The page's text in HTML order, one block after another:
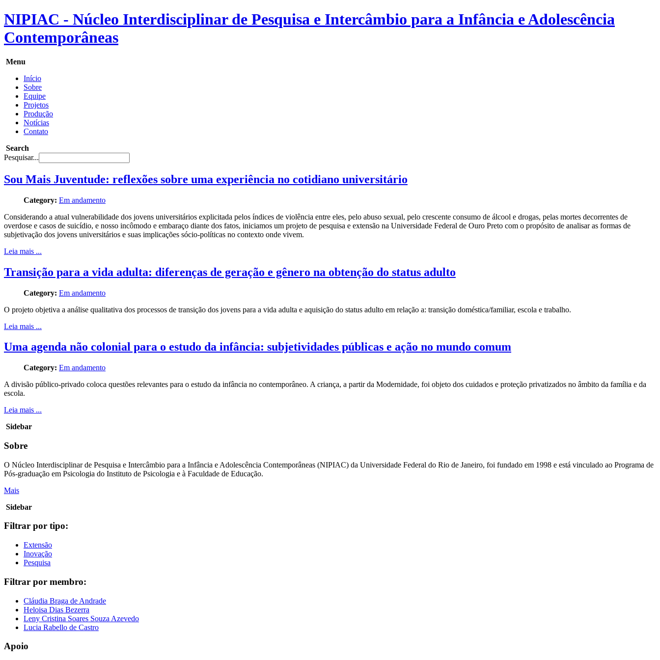
NIPIAC - Núcleo Interdisciplinar de Pesquisa e Intercâmbio para a Infância e Adolescência
Contemporâneas
Menu
Início
Sobre
Equipe
Projetos
Produção
Notícias
Contato
Search
Pesquisar...
Sou Mais Juventude: reflexões sobre uma experiência no cotidiano universitário
Category: Em andamento
Considerando a atual vulnerabilidade dos jovens universitários explicitada pelos índices de violência entre eles, pelo abuso sexual, pelo crescente consumo de álcool e drogas, pelas mortes decorrentes de
overdose e casos de suicídio, e nosso incômodo e embaraço diante dos fatos, iniciamos um projeto de pesquisa e extensão na Universidade Federal de Ouro Preto com o propósito de analisar as formas de
subjetivação dos jovens universitários e suas implicações sócio-políticas no contexto onde vivem.
Leia mais ...
Transição para a vida adulta: diferenças de geração e gênero na obtenção do status adulto
Category: Em andamento
O projeto objetiva a análise qualitativa dos processos de transição dos jovens para a vida adulta e aquisição do status adulto em relação a: transição doméstica/familiar, escola e trabalho.
Leia mais ...
Uma agenda não colonial para o estudo da infância: subjetividades públicas e ação no mundo comum
Category: Em andamento
A divisão público-privado coloca questões relevantes para o estudo da infância no contemporâneo. A criança, a partir da Modernidade, foi objeto dos cuidados e proteção privatizados no âmbito da família e da
escola.
Leia mais ...
Sidebar
Sobre
O Núcleo Interdisciplinar de Pesquisa e Intercâmbio para a Infância e Adolescência Contemporâneas (NIPIAC) da Universidade Federal do Rio de Janeiro, foi fundado em 1998 e está vinculado ao Programa de
Pós-graduação em Psicologia do Instituto de Psicologia e à Faculdade de Educação.
Mais
Sidebar
Filtrar por tipo:
Extensão
Inovação
Pesquisa
Filtrar por membro:
Cláudia Braga de Andrade
Heloisa Dias Bezerra
Leny Cristina Soares Souza Azevedo
Lucia Rabello de Castro
Apoio